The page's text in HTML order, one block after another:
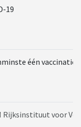
19
één vaccinatie
Rijksinstituut voor